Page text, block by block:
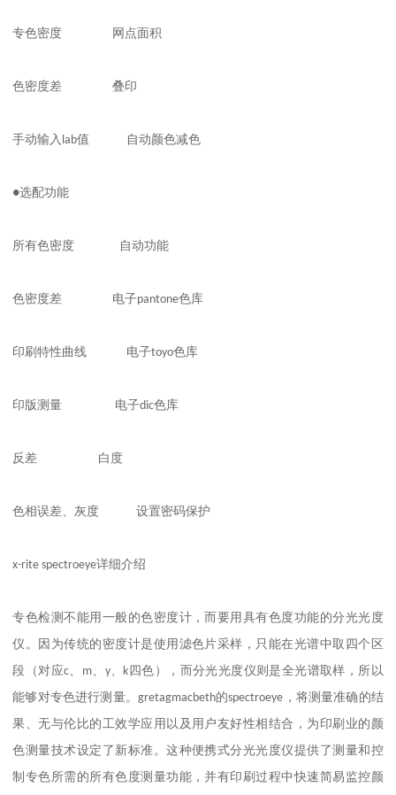
专色密度 网点面积
色密度差 叠印
手动输入lab值 自动颜色减色
●选配功能
所有色密度 自动功能
色密度差 电子pantone色库
印刷特性曲线 电子toyo色库
印版测量 电子dic色库
反差 白度
色相误差、灰度 设置密码保护
x-rite spectroeye详细介绍
专色检测不能用一般的色密度计，而要用具有色度功能的分光光度
仪。因为传统的密度计是使用滤色片采样，只能在光谱中取四个区
段（对应c、 m、 y、 k 四色），而分光光度仪则是全光谱取样，所以
能够对专色进行测量。 gretagmacbeth的spectroeye ，将测量准确的结
果、无与伦比的工效学应用以及用户友好性相结合，为印刷业的颜
色测量技术设定了新标准。这种便携式分光光度仪提供了测量和控
制专色所需的所有色度测量功能，并有印刷过程中快速简易监控颜